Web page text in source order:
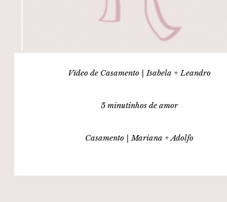
Vídeo de Casamento | Isabela + Leandro
5 minutinhos de amor
Casamento | Mariana + Adolfo